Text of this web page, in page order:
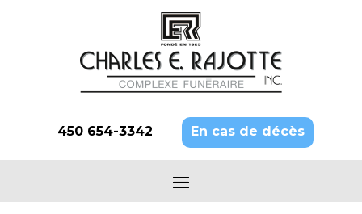
450 654-3342 En cas de décès